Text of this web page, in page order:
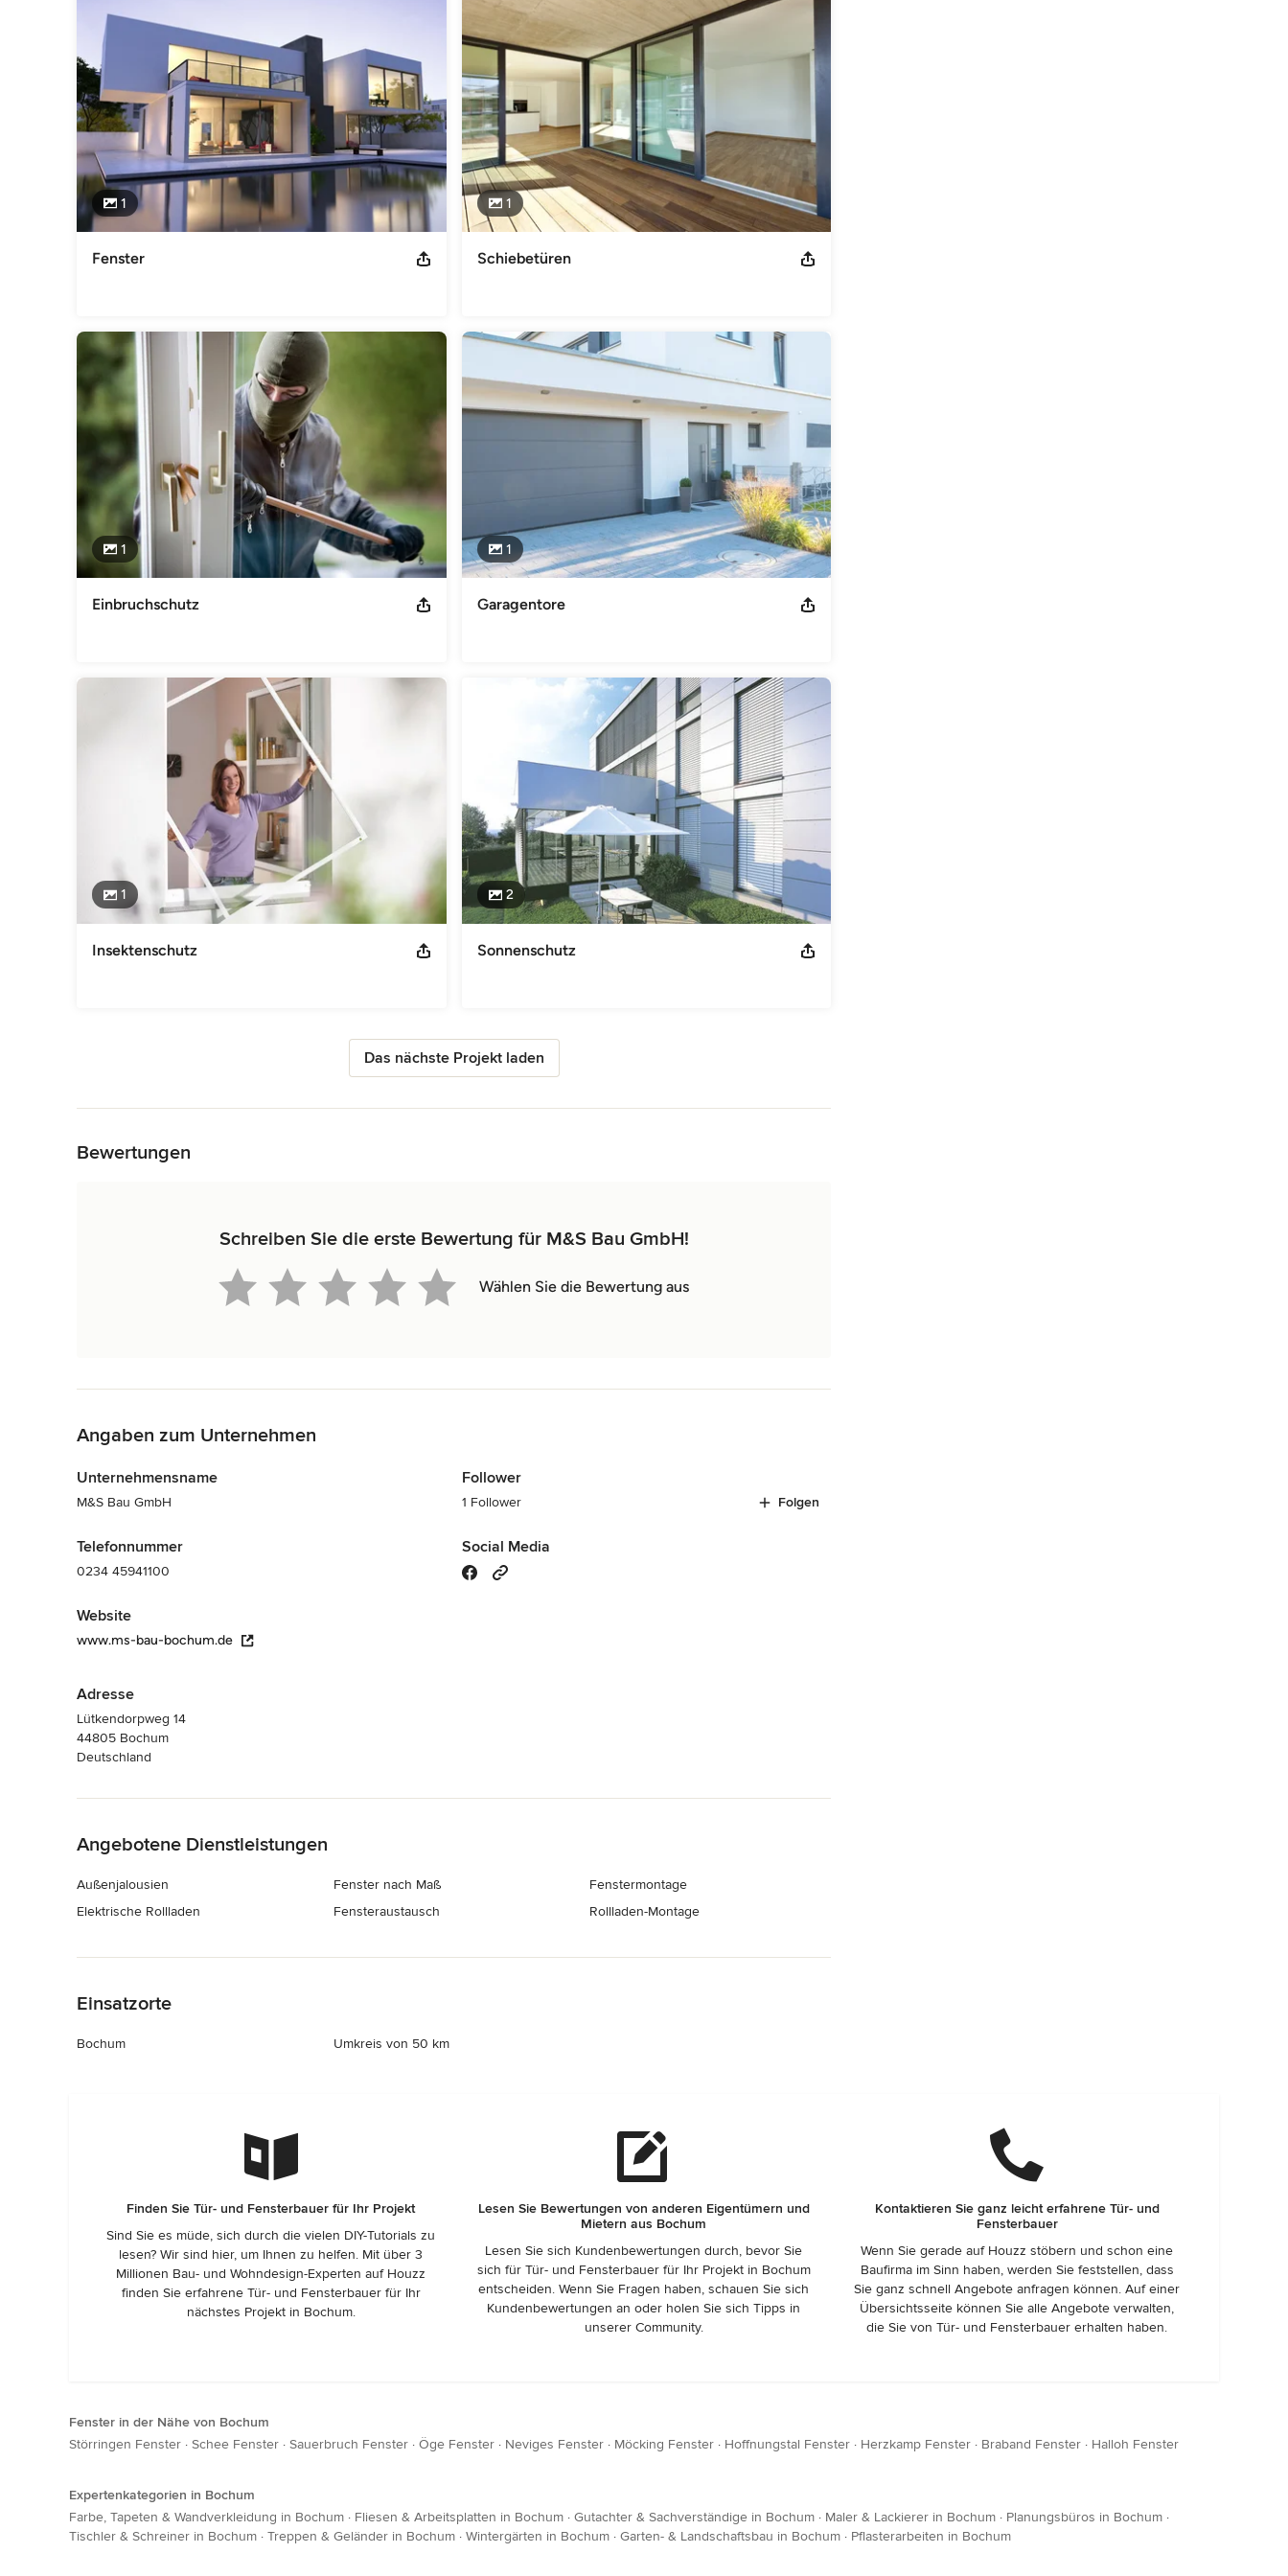
Registernummer: HRB 14906
Kategorie
Fenster
1
Fenster
1
Schiebetüren
1
Einbruchschutz
1
Garagentore
1
Insektenschutz
2
Sonnenschutz
Das nächste Projekt laden
Bewertungen
Schreiben Sie die erste Bewertung für M&S Bau GmbH!
Wählen Sie die Bewertung aus
Angaben zum Unternehmen
Unternehmensname
M&S Bau GmbH
Telefonnummer
0234 45941100
Website
www.ms-bau-bochum.de
Adresse
Lütkendorpweg 14
44805 Bochum
Deutschland
Follower
1 Follower Folgen
Social Media
Angebotene Dienstleistungen
Außenjalousien
Elektrische Rollladen
Fenster nach Maß
Fensteraustausch
Fenstermontage
Rollladen-Montage
Einsatzorte
Bochum Umkreis von 50 km
Finden Sie Tür- und Fensterbauer für Ihr Projekt
Sind Sie es müde, sich durch die vielen DIY-Tutorials zu
lesen? Wir sind hier, um Ihnen zu helfen. Mit über 3
Millionen Bau- und Wohndesign-Experten auf Houzz
finden Sie erfahrene Tür- und Fensterbauer für Ihr
nächstes Projekt in Bochum.
Lesen Sie Bewertungen von anderen Eigentümern und
Mietern aus Bochum
Lesen Sie sich Kundenbewertungen durch, bevor Sie
sich für Tür- und Fensterbauer für Ihr Projekt in Bochum
entscheiden. Wenn Sie Fragen haben, schauen Sie sich
Kundenbewertungen an oder holen Sie sich Tipps in
unserer Community.
Kontaktieren Sie ganz leicht erfahrene Tür- und
Fensterbauer
Wenn Sie gerade auf Houzz stöbern und schon eine
Baufirma im Sinn haben, werden Sie feststellen, dass
Sie ganz schnell Angebote anfragen können. Auf einer
Übersichtsseite können Sie alle Angebote verwalten,
die Sie von Tür- und Fensterbauer erhalten haben.
Fenster in der Nähe von Bochum
Störringen Fenster · Schee Fenster · Sauerbruch Fenster · Öge Fenster · Neviges Fenster · Möcking Fenster · Hoffnungstal Fenster · Herzkamp Fenster · Braband Fenster · Halloh Fenster
Expertenkategorien in Bochum
Farbe, Tapeten & Wandverkleidung in Bochum · Fliesen & Arbeitsplatten in Bochum · Gutachter & Sachverständige in Bochum · Maler & Lackierer in Bochum · Planungsbüros in Bochum ·
Tischler & Schreiner in Bochum · Treppen & Geländer in Bochum · Wintergärten in Bochum · Garten- & Landschaftsbau in Bochum · Pflasterarbeiten in Bochum